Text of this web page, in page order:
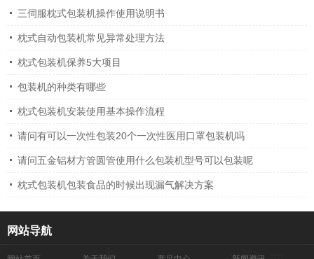
三伺服枕式包装机操作使用说明书
枕式自动包装机常见异常处理方法
枕式包装机保养5大项目
包装机的种类有哪些
枕式包装机安装使用基本操作流程
请问有可以一次性包装20个一次性医用口罩包装机吗
请问五金铝材方管圆管使用什么包装机型号可以包装呢
枕式包装机包装食品的时候出现漏气解决方案
网站导航